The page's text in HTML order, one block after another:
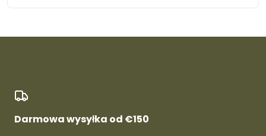
Darmowa wysyłka od €150